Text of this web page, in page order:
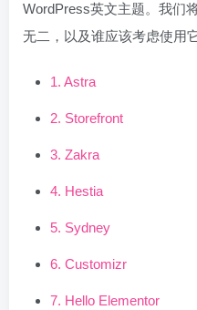
WordPress英文主题。我们
无二，以及谁应该考虑使用它
1. Astra
2. Storefront
3. Zakra
4. Hestia
5. Sydney
6. Customizr
7. Hello Elementor